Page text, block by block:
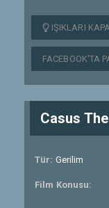
IŞIKLARI
FACEBOOK'TA
Casus
Tür: Gerilim
Film Konusu: